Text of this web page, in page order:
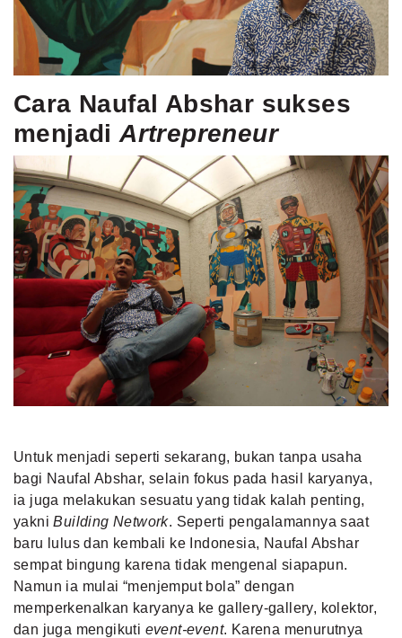
MLDPOINTS
Cara Naufal Abshar sukses
menjadiArtrepreneur
Untuk menjadi seperti sekarang, bukan tanpa usaha
bagi Naufal Abshar, selain fokus pada hasil karyanya,
ia juga melakukan sesuatu yang tidak kalah penting,
yakniBuilding Network. Seperti pengalamannya saat
baru lulus dan kembali ke Indonesia, Naufal Abshar
sempat bingung karena tidak mengenal siapapun.
Namun ia mulai “menjemput bola” dengan
memperkenalkan karyanya ke gallery-gallery, kolektor,
dan juga mengikuti event-event. Karena menurutnya